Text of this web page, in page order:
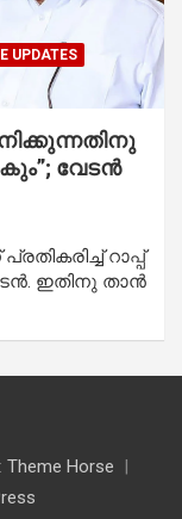
UPDATES
വേടൻ
റാപ്പ്
ഇതിനു താൻ
Theme Horse